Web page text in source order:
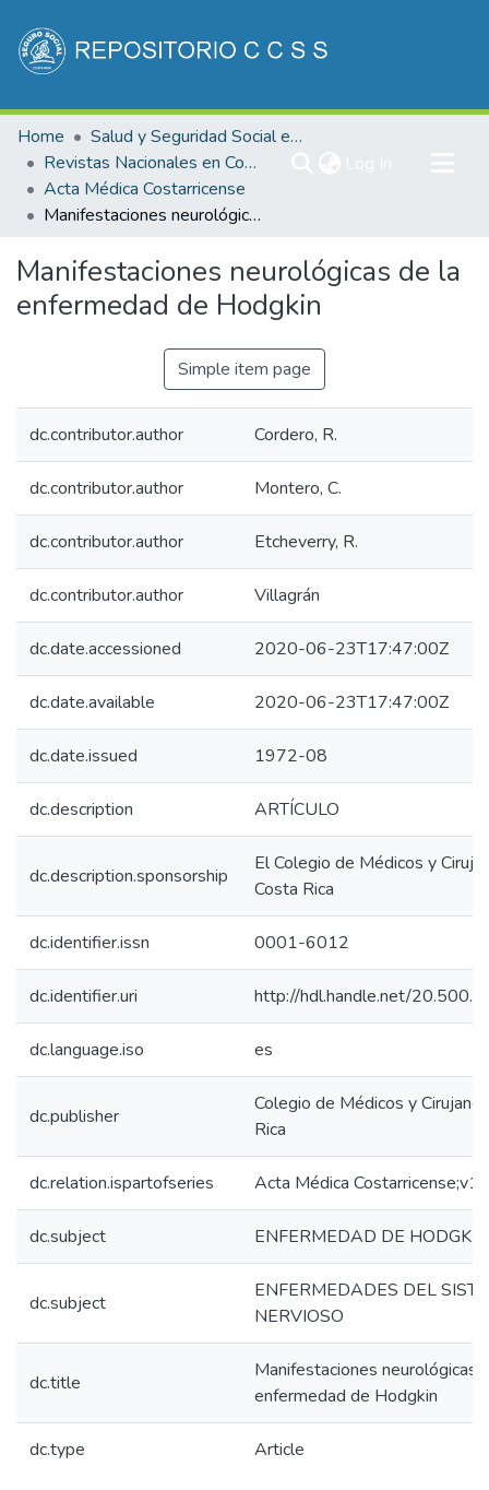
Communities & Collections
All of DSpace
Statistics
Home
Salud y Seguridad Social en Costa Rica
Revistas Nacionales en Costa Rica
Acta Médica Costarricense
Manifestaciones neurológicas de la enfermedad de Hodgkin
Manifestaciones neurológicas de la
enfermedad de Hodgkin
Simple item page
dc.contributor.author Cordero, R.
dc.contributor.author Montero, C.
dc.contributor.author Etcheverry, R.
dc.contributor.author Villagrán
dc.date.accessioned 2020-06-23T17:47:00Z
dc.date.available 2020-06-23T17:47:00Z
dc.date.issued 1972-08
dc.description ARTÍCULO
dc.description.sponsorship
El Colegio de Médicos y
Costa Rica
dc.identifier.issn 0001-6012
dc.identifier.uri http://hdl.handle.net/
dc.language.iso es
dc.publisher
Colegio de Médicos y
Rica
dc.relation.ispartofseries Acta Médica
dc.subject ENFERMEDAD DE HODGKIN
dc.subject
ENFERMEDADES DEL
NERVIOSO
dc.title
Manifestaciones neurológicas
enfermedad de Hodgkin
dc.type Article